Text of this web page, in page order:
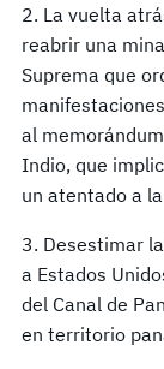
2. La vuelta
reabrir una
Suprema que
al
Indio, que
un atentado a
3. Desestimar
a Estados
del Canal de
en territorio